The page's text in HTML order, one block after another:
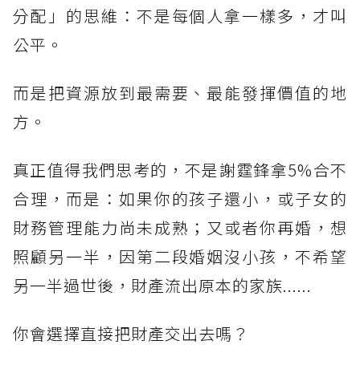
分配」的思維：不是每個人拿一樣多，才叫
公平。
而是把資源放到最需要、最能發揮價值的地
方。
真正值得我們思考的，不是謝霆鋒拿5%合不
合理，而是：如果你的孩子還小，或子女的
財務管理能力尚未成熟；又或者你再婚，想
照顧另一半，因第二段婚姻沒小孩，不希望
另一半過世後，財產流出原本的家族......
你會選擇直接把財產交出去嗎？